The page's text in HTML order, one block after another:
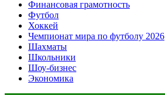
Финансовая грамотность
Футбол
Хоккей
Чемпионат мира по футболу 2026
Шахматы
Школьники
Шоу-бизнес
Экономика